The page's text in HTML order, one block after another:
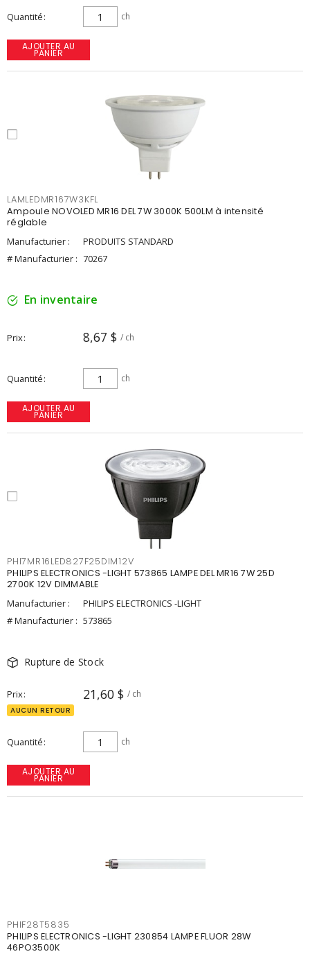
Quantité ch
AJOUTER AU
PANIER
LAMLEDMR167W3KFL
Ampoule NOVOLED MR16 DEL 7W 3000K 500LM à intensité
réglable
Manufacturier :
PRODUITS STANDARD
# Manufacturier : 70267
En inventaire
Prix 8,67 $ / ch
Quantité ch
AJOUTER AU
PANIER
PHI7MR16LED827F25DIM12V
PHILIPS ELECTRONICS -LIGHT 573865 LAMPE DEL MR16 7W 25D
2700K 12V DIMMABLE
Manufacturier :
PHILIPS ELECTRONICS -LIGHT
# Manufacturier : 573865
Rupture de Stock
Prix 21,60 $ / ch
AUCUN RETOUR
Quantité ch
AJOUTER AU
PANIER
PHIF28T5835
PHILIPS ELECTRONICS -LIGHT 230854 LAMPE FLUOR 28W
46PO3500K